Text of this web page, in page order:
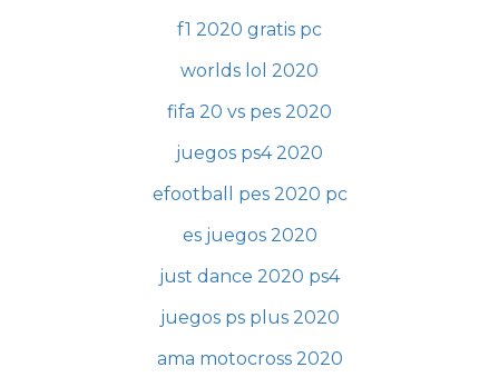
f1 2020 gratis pc
worlds lol 2020
fifa 20 vs pes 2020
juegos ps4 2020
efootball pes 2020 pc
es juegos 2020
just dance 2020 ps4
juegos ps plus 2020
ama motocross 2020